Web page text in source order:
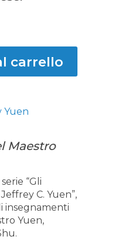
carrello
Yuen
Maestro
“Gli
C. Yuen”,
insegnamenti
Yuen,